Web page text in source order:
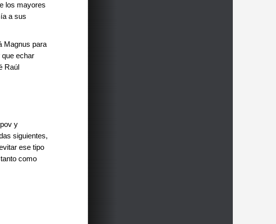
los mayores
a sus
Magnus para
echar
Raúl
y
siguientes,
ese tipo
como